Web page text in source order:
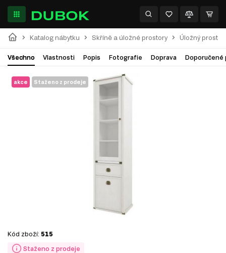
Katalog nábytku Skříně a úložné prostory Úložný prostor
Všechno Vlastnosti Popis Fotografie Doprava Doporučené
akce Staženo z prodeje
Staženo z prodeje
Kód zboží: 515